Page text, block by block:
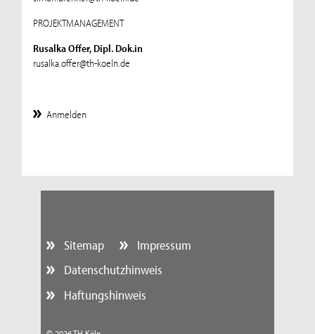
PROJEKTMANAGEMENT
Rusalka Offer, Dipl. Dok.in
rusalka.offer@th-koeln.de
Anmelden
Sitemap
Impressum
Datenschutzhinweis
Haftungshinweis